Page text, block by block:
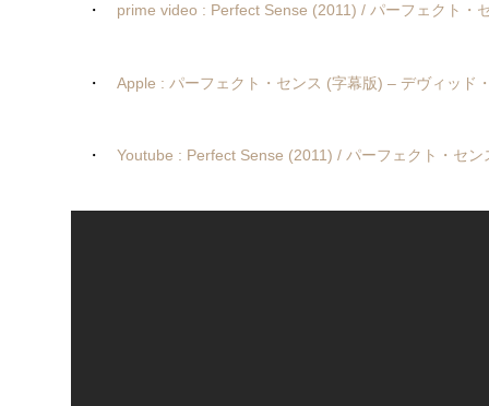
・ prime video : Perfect Sense (2011) / パーフェクト・
・ Apple : パーフェクト・センス (字幕版) – デヴィッド
・ Youtube : Perfect Sense (2011) / パーフェクト・セン